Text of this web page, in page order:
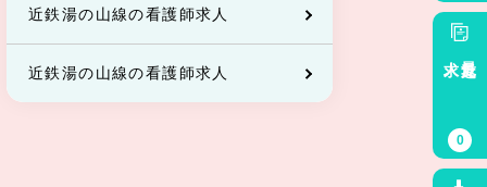
近鉄湯の山線の看護師求人
近鉄湯の山線の看護師求人
最近見た
0